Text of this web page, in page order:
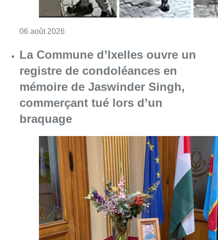
06 août 2026
La Commune d’Ixelles ouvre un
registre de condoléances en
mémoire de Jaswinder Singh,
commerçant tué lors d’un
braquage